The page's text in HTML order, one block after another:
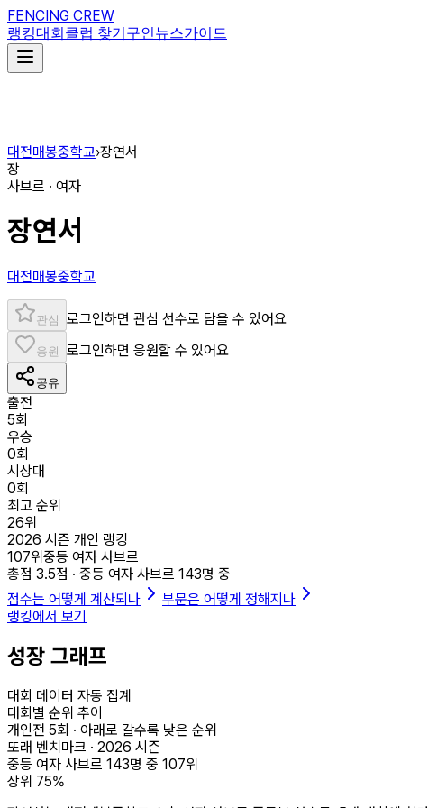
FENCING CREW
랭킹대회 클럽 찾기 구인뉴스가이드
대전매봉중학교›장연서
장
사브르 · 여자
장연서
대전매봉중학교
관심 로그인하면 관심 선수로 담을 수 있어요
응원 로그인하면 응원할 수 있어요
공유
출전
5회
우승
0회
시상대
0회
최고 순위
26위
2026 시즌 개인 랭킹
107위중등 여자 사브르
총점 3.5점 · 중등 여자 사브르 143명 중
점수는 어떻게 계산되나
부문은 어떻게 정해지나
랭킹에서 보기
성장 그래프
대회 데이터 자동 집계
대회별 순위 추이
개인전 5회 · 아래로 갈수록 낮은 순위
또래 벤치마크 · 2026 시즌
중등 여자 사브르 143명 중 107위
상위 75%